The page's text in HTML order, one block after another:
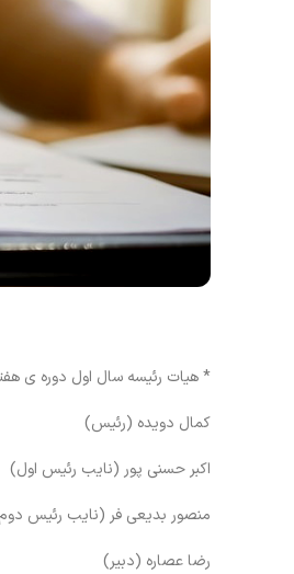
* هیات رئیسه سال اول دوره ی هفتم هیات مدیره سازمان
کمال دویده (رئیس)
اکبر حسنی پور (نایب رئیس اول)
منصور بدیعی فر (نایب رئیس
رضا عصاره (دبیر)